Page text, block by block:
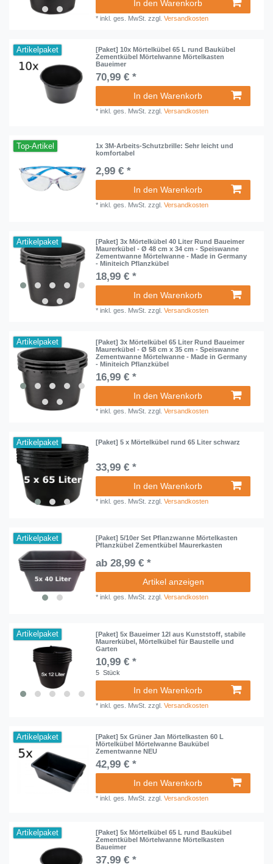
In den Warenkorb
*inkl. ges. MwSt. zzgl.Versandkosten
Artikelpaket
[Paket] 10x Mörtelkübel 65 L rund Baukübel
Zementkübel Mörtelwanne Mörtelkasten
Baueimer
70,99 € *
In den Warenkorb
*inkl. ges. MwSt. zzgl.Versandkosten
Top-Artikel
1x 3M-Arbeits-Schutzbrille: Sehr leicht und
komfortabel
2,99 € *
In den Warenkorb
*inkl. ges. MwSt. zzgl.Versandkosten
Artikelpaket
[Paket] 3x Mörtelkübel 40 Liter Rund Baueimer
Maurerkübel - Ø 48 cm x 34 cm - Speiswanne
Zementwanne Mörtelwanne - Made in Germany
- Miniteich Pflanzkübel
18,99 € *
In den Warenkorb
*inkl. ges. MwSt. zzgl.Versandkosten
Artikelpaket
[Paket] 3x Mörtelkübel 65 Liter Rund Baueimer
Maurerkübel - Ø 58 cm x 35 cm - Speiswanne
Zementwanne Mörtelwanne - Made in Germany
- Miniteich Pflanzkübel
16,99 € *
In den Warenkorb
*inkl. ges. MwSt. zzgl.Versandkosten
Artikelpaket [Paket] 5 x Mörtelkübel rund 65 Liter schwarz
33,99 € *
In den Warenkorb
*inkl. ges. MwSt. zzgl.Versandkosten
Artikelpaket
[Paket] 5/10er Set Pflanzwanne Mörtelkasten
Pflanzkübel Zementkübel Maurerkasten
ab 28,99 € *
Artikel anzeigen
*inkl. ges. MwSt. zzgl.Versandkosten
Artikelpaket
[Paket] 5x Baueimer 12l aus Kunststoff, stabile
Maurerkübel, Mörtelkübel für Baustelle und
Garten
10,99 € *
5 Stück
In den Warenkorb
*inkl. ges. MwSt. zzgl.Versandkosten
Artikelpaket
[Paket] 5x Grüner Jan Mörtelkasten 60 L
Mörtelkübel Mörtelwanne Baukübel
Zementwanne NEU
42,99 € *
In den Warenkorb
*inkl. ges. MwSt. zzgl.Versandkosten
Artikelpaket
[Paket] 5x Mörtelkübel 65 L rund Baukübel
Zementkübel Mörtelwanne Mörtelkasten
Baueimer
37,99 € *